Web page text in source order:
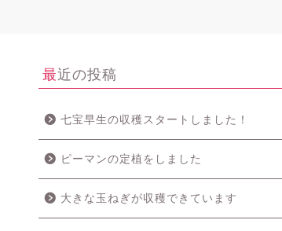
最近の投稿
七宝早生の収穫スタートしました！
ピーマンの定植をしました
大きな玉ねぎが収穫できています